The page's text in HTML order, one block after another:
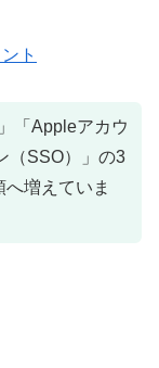
ト
「Appleアカウ
（SSO）」の3
増えていま